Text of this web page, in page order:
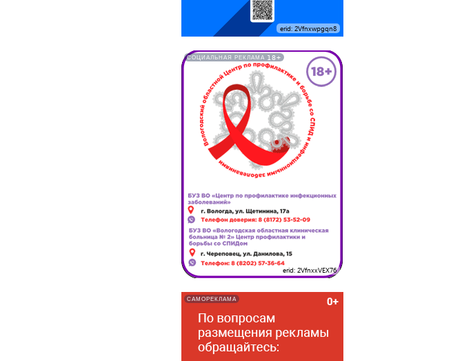
erid: 2Vfnxwpgqn8
СОЦИАЛЬНАЯ РЕКЛАМА 18+
erid: 2VfnxxVEX76
САМОРЕКЛАМА